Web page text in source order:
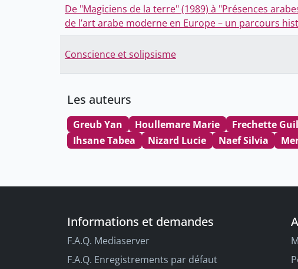
De "Magiciens de la terre" (1989) à "Présences
de l’art arabe moderne en Europe – un parcours
Conscience et solipsisme
Les auteurs
Greub Yan Houllemare Marie
Frechette
Ihsane Tabea
Nizard Lucie Naef Silvia
Informations et demandes
F.A.Q. Mediaserver
F.A.Q. Enregistrements par défaut